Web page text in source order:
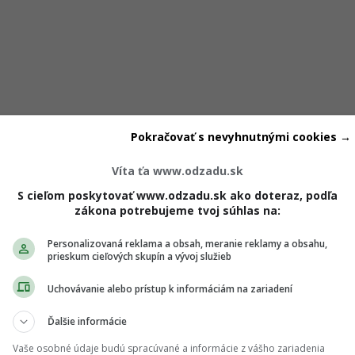
mentálneho a fyzického vyčerpania. Keď sme vyhorení,
stres, ktorý nie vždy rozpoznáme včas. Často si ho
sa cítime preťažení,“ vysvetľuje Mgr. et Bc. Paulína
ako
s pracovným prostredím, rodičovstvom a
pokračuje.
Víta ťa www.odzadu.sk
S cieľom poskytovať www.odzadu.sk ako doteraz, podľa
zákona potrebujeme tvoj súhlas na:
Personalizovaná reklama a obsah, meranie reklamy a obsahu,
prieskum cieľových skupín a vývoj služieb
Uchovávanie alebo prístup k informáciám na zariadení
Ďalšie informácie
Vaše osobné údaje budú spracúvané a informácie z vášho zariadenia
Pokračovať s nevyhnutnými cookies →